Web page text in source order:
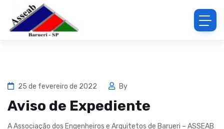
25 de fevereiro de 2022 By
Aviso de Expediente
A Associação dos Engenheiros e Arquitetos de Barueri – ASSEAB